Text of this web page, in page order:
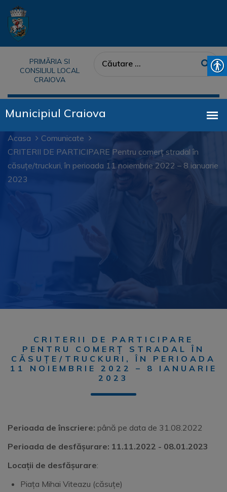
PRIMĂRIA SI
CONSILIUL LOCAL
CRAIOVA
Acasa
Comunicate
CRITERII DE PARTICIPARE Pentru comerț stradal în
căsuțe/truckuri, în perioada 11 noiembrie 2022 – 8 ianuarie
2023
CRITERII DE PARTICIPARE
PENTRU COMERȚ STRADAL ÎN
CĂSUȚE/TRUCKURI, ÎN PERIOADA
11 NOIEMBRIE 2022 – 8 IANUARIE
2023
Perioada de înscriere: până pe data de 31.08.2022
Perioada de desfășurare: 11.11.2022 - 08.01.2023
Locații de desfășurare:
Piața Mihai Viteazu (căsuțe)